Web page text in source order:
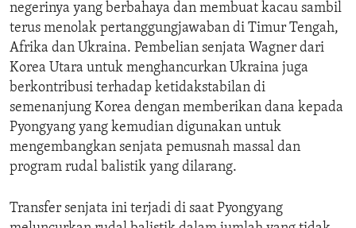
negerinya yang berbahaya dan membuat kacau sambil
terus menolak pertanggungjawaban di Timur Tengah,
Afrika dan Ukraina. Pembelian senjata Wagner dari
Korea Utara untuk menghancurkan Ukraina juga
berkontribusi terhadap ketidakstabilan di
semenanjung Korea dengan memberikan dana kepada
Pyongyang yang kemudian digunakan untuk
mengembangkan senjata pemusnah massal dan
program rudal balistik yang dilarang.
Transfer senjata ini terjadi di saat Pyongyang